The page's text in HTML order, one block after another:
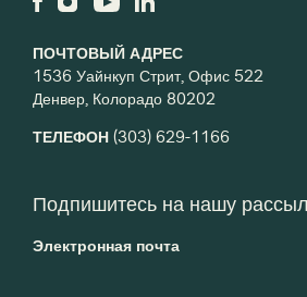
ПОЧТОВЫЙ АДРЕС
1536 Уайнкуп Стрит, Офис 522
Денвер, Колорадо 80202
ТЕЛЕФОН (303) 629-1166
Подпишитесь на нашу
Электронная почта